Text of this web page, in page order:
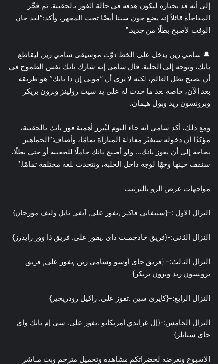
إلى أنه قد يختاره ليكون هدفه في حالة الفوز بالحقيبة. ثم فجّر
المفاجأة قائلاً إنه يضع جون سينا أيضًا تحت المجهر، وأكد:”لقد حان
الوقت لأصبح بطلًا من جديد.”
🔔 سامي زين يدخل على الخط دوّت موسيقى سامي زين ليقاطع
بانك، وتوجه إلى الحلبة. قال سامي إنه شارك بانك نفس الطموح في
أن يصبح بطل العالم، لكنه لا يرى أن “موني إن ذا بانك” هو طريقه
بعد الآن، خاصة بعد ما حدث له على يد سيث رولينز وبرون بريكر
وبرونسون ريد وبول هيمان.
ومع ذلك، أكد سامي أنه جاء اليوم ليُبرز أهمية فوز بانك بالحقيبة،
مؤكدًا أن دخوله سيغيّر معادلة المباراة تمامًا، وأضاف:”الجماهير
بحاجة إلى أن يفوز بانك… ولو أصبح بانك حاملًا للحقيبة أو حتى بطلًا،
سنقف حينها وجهًا لوجه داخل الحلبة، ونتحدث بلغة مختلفة تمامًا.”
مواجهات عرض الرو بالترتيب
النزال الاول :-{ستيفاني فاكير ,تفوز على, آيفي نايل وليف مورجان}
النزال الثانى:-{فريق جادجمنت داى .يفوز على. فريق ذا وور رايدرز}
النزال الثالث:- {فريق جاى أوسو وسامى زين ,يفوز على, فريق
برونسون ريد وبرون بريكر}
النزال الرابع:-{كايرى سين .تفوز على. راكيل رودريجيز}
النزال الخامس:-{إل غراندي أمريكانو .يفوز على. سى إم بانك واى
جاى ستايلز}
الاسبوع ونعرضه لحضراتكم مشاهدة وتحميل مترجم وبث مباشر